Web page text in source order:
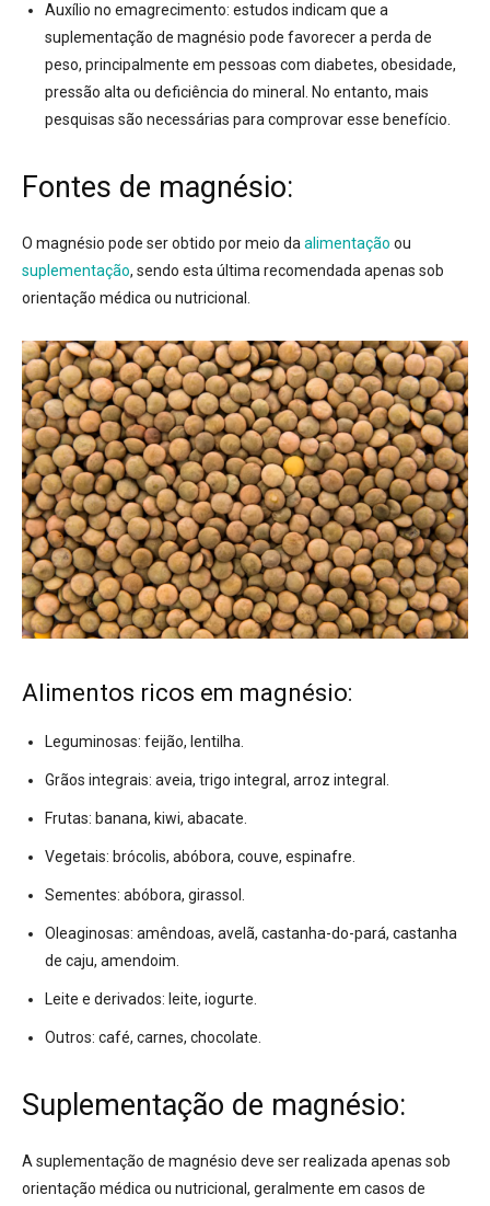
Auxílio no emagrecimento: estudos indicam que a
suplementação de magnésio pode favorecer a perda de
peso, principalmente em pessoas com diabetes, obesidade,
pressão alta ou deficiência do mineral. No entanto, mais
pesquisas são necessárias para comprovar esse benefício.
Fontes de magnésio:
O magnésio pode ser obtido por meio daalimentação ou
suplementação, sendo esta última recomendada apenas sob
orientação médica ou nutricional.
Alimentos ricos em magnésio:
Leguminosas: feijão, lentilha.
Grãos integrais: aveia, trigo integral, arroz integral.
Frutas: banana, kiwi, abacate.
Vegetais: brócolis, abóbora, couve, espinafre.
Sementes: abóbora, girassol .
Oleaginosas: amêndoas, avelã, castanha-do-pará, castanha
de caju, amendoim.
Leite e derivados: leite, iogurte.
Outros: café, carnes, chocolate.
Suplementação de magnésio:
A suplementação de magnésio deve ser realizada apenas sob
orientação médica ou nutricional, geralmente em casos de